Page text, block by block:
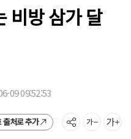
비방 삼가 달
09 09:52:53
출처로 추가